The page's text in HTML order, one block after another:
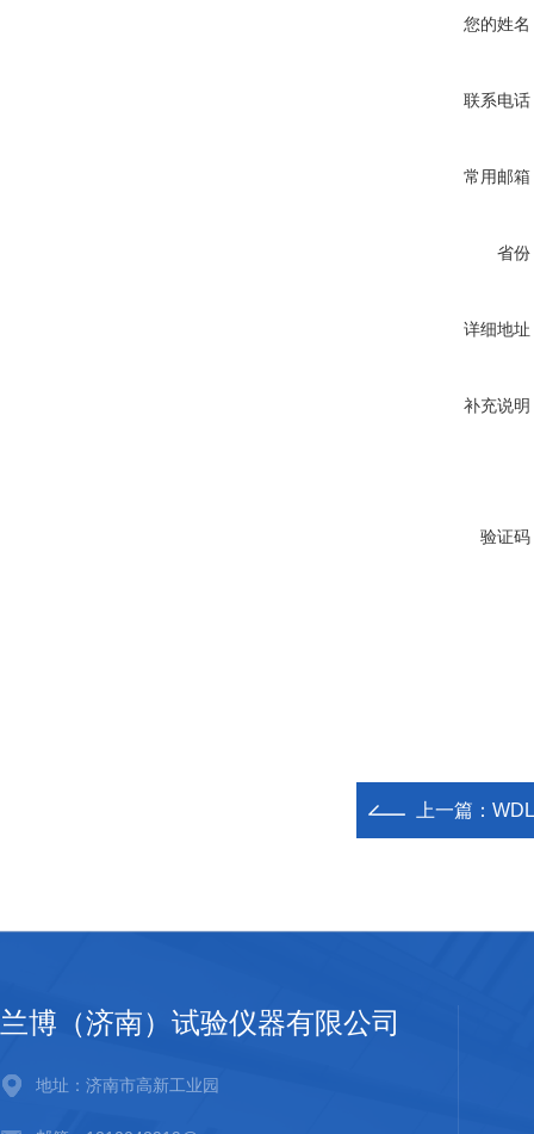
您的姓名
联系电话
常用邮箱
省份
详细地址
补充说明
验证码
上一篇：
兰博（济南）试验仪器有限公司
地址：济南市高新工业园